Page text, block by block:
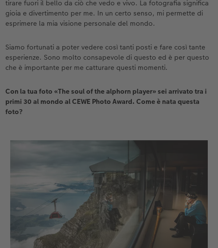
tirare fuori il bello da ciò che vedo e vivo. La fotografia significa
gioia e divertimento per me. In un certo senso, mi permette di
esprimere la mia visione personale del mondo.
Siamo fortunati a poter vedere così tanti posti e fare così tante
esperienze. Sono molto consapevole di questo ed è per questo
che è importante per me catturare questi momenti.
Con la tua foto «The soul of the alphorn player» sei arrivato tra i
primi 30 al mondo al CEWE Photo Award. Come è nata questa
foto?